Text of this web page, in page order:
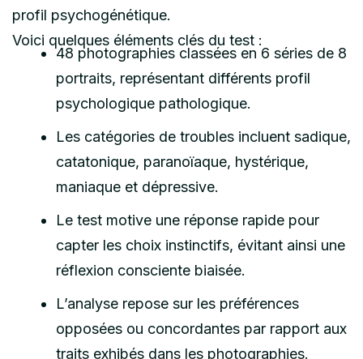
profil psychogénétique.
Voici quelques éléments clés du test :
48 photographies classées en 6 séries de 8
portraits, représentant différents profil
psychologique pathologique.
Les catégories de troubles incluent sadique,
catatonique, paranoïaque, hystérique,
maniaque et dépressive.
Le test motive une réponse rapide pour
capter les choix instinctifs, évitant ainsi une
réflexion consciente biaisée.
L’analyse repose sur les préférences
opposées ou concordantes par rapport aux
traits exhibés dans les photographies.